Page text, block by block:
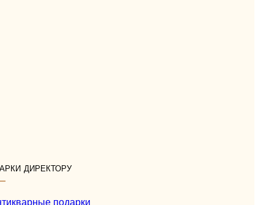
директору